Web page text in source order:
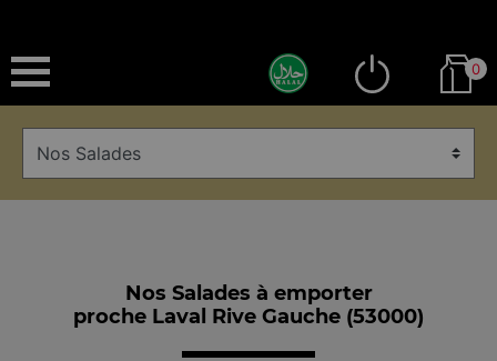
0
Nos Salades à emporter
proche Laval Rive Gauche (53000)